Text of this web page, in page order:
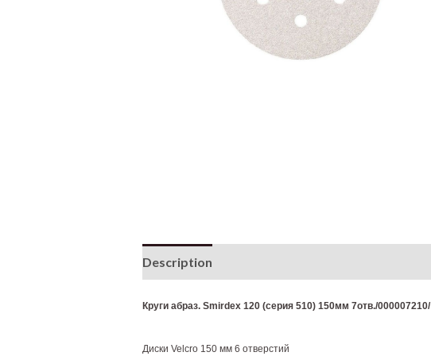
Description
Круги абраз. Smirdex 120 (серия 510) 150мм 7отв./000007210/
Диски Velcro 150 мм 6 отверстий